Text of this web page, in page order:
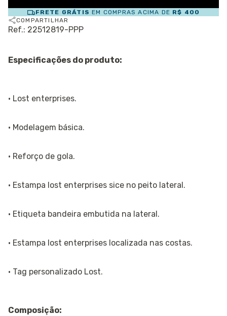
FRETE GRÁTIS EM COMPRAS ACIMA DE R$ 400
COMPARTILHAR
Ref.: 22512819-PPP
Especificações do produto:
· Lost enterprises.
· Modelagem básica.
· Reforço de gola.
· Estampa lost enterprises sice no peito lateral.
· Etiqueta bandeira embutida na lateral.
· Estampa lost enterprises localizada nas costas.
· Tag personalizado Lost.
Composição: